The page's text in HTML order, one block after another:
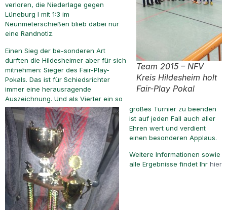
Team 2015 – NFV
Kreis Hildesheim holt
Fair-Play Pokal
verloren, die Niederlage gegen
Lüneburg I mit 1:3 im
Neunmeterschießen blieb dabei nur
eine Randnotiz.
Einen Sieg der be-sonderen Art
durften die Hildesheimer aber für sich
mitnehmen: Sieger des Fair-Play-
Pokals. Das ist für Schiedsrichter
immer eine herausragende
Auszeichnung. Und als Vierter ein so
großes Turnier zu beenden
ist auf jeden Fall auch aller
Ehren wert und verdient
einen besonderen Applaus.
Weitere Informationen sowie
alle Ergebnisse findet Ihr hier